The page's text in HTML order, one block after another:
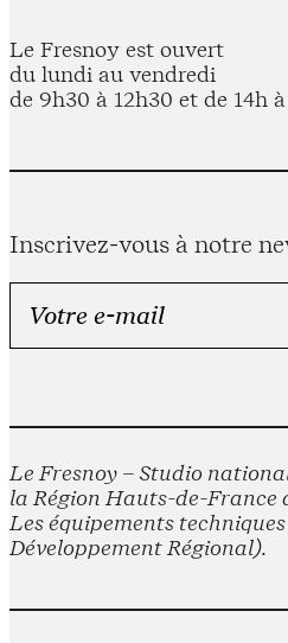
Le Fresnoy est ouvert
du lundi au vendredi
de 9h30 à 12h30 et de 14h
Inscrivez-vous à notre
Le Fresnoy – Studio
la Région Hauts-de-
Les équipements
Développement Régional).